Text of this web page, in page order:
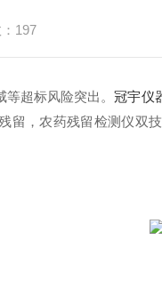
197
等超标风险突出。冠宇仪
留，农药残留检测仪双